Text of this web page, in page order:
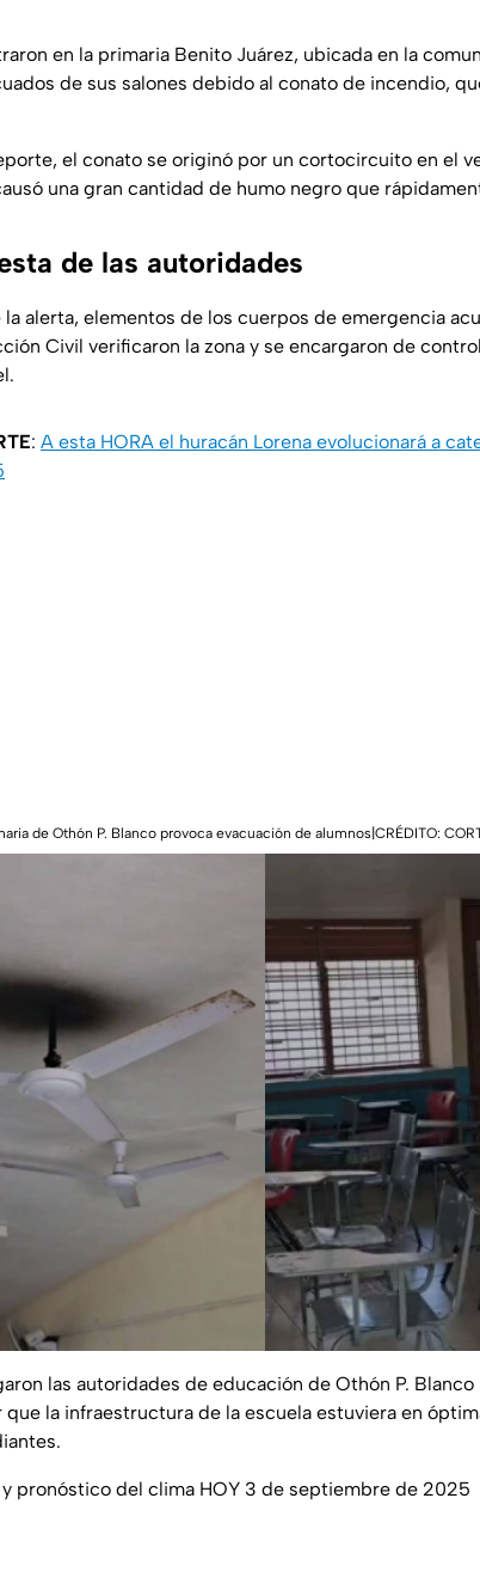
en la primaria Benito Juárez, ubicada en la
de sus salones debido al conato de incendio,
el conato se originó por un cortocircuito en el
una gran cantidad de humo negro que
de las autoridades
alerta, elementos de los cuerpos de emergencia
Civil verificaron la zona y se encargaron de
: A esta HORA el huracán Lorena evolucionará a
de Othón P. Blanco provoca evacuación de alumnos|CRÉDITO:
las autoridades de educación de Othón P.
que la infraestructura de la escuela estuviera en
pronóstico del clima HOY 3 de septiembre de 2025